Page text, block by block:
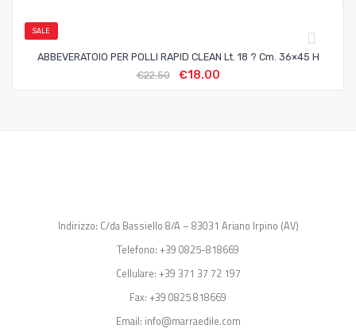
SALE
ABBEVERATOIO PER POLLI RAPID CLEAN Lt. 18 ? Cm. 36×45 H
€22.50 €18.00
Indirizzo: C/da Bassiello 8/A – 83031 Ariano Irpino (AV)
Telefono: +39 0825-818669
Cellulare: +39 371 37 72 197
Fax: +39 0825 818669
Email: info@marraedile.com